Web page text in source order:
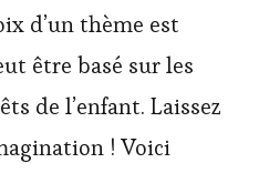
d’un thème est
être basé sur les
de l’enfant. Laissez
! Voici